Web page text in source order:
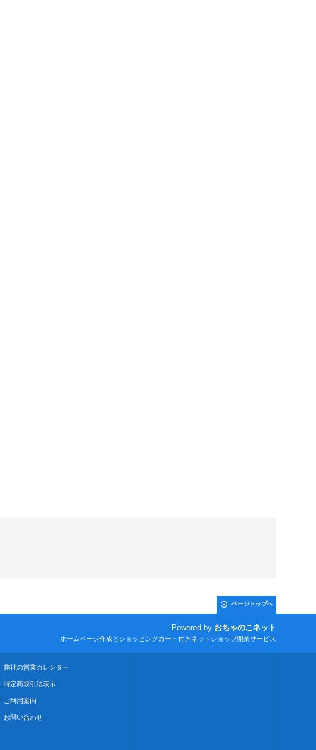
ページトップへ
Powered by おちゃのこネット
ホームページ作成とショッピングカート付きネットショップ開業サービス
弊社の営業カレンダー
特定商取引法表示
ご利用案内
お問い合わせ